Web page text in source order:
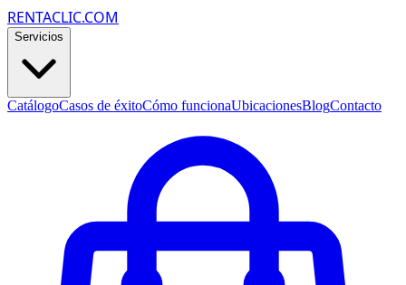
RENTACLIC.COM
Servicios
CatálogoCasos de éxitoCómo funcionaUbicacionesBlogContacto